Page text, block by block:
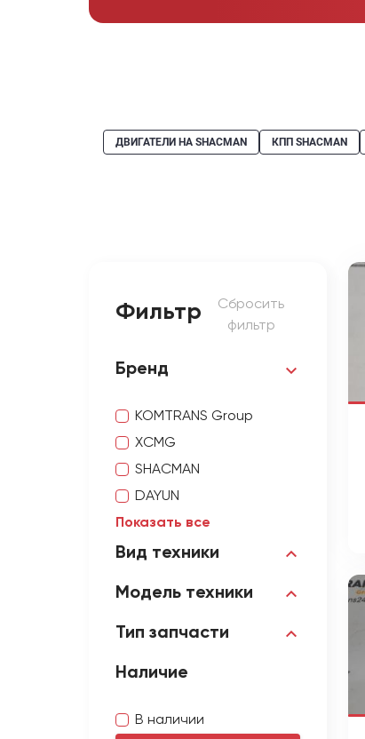
ДВИГАТЕЛИ НА SHACMAN КПП SHACMAN
Фильтр
Сбросить
фильтр
Бренд
KOMTRANS Group
XCMG
SHACMAN
DAYUN
Показать все
Вид техники
Модель техники
Тип запчасти
Наличие
В наличии